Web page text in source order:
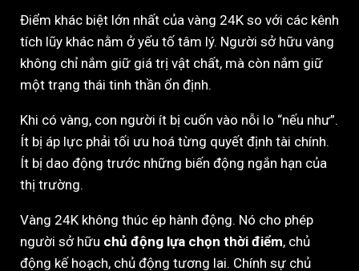
Điểm khác biệt lớn nhất của vàng 24K so với các kênh
tích lũy khác nằm ở yếu tố tâm lý. Người sở hữu vàng
không chỉ nắm giữ giá trị vật chất, mà còn nắm giữ
một trạng thái tinh thần ổn định.
Khi có vàng, con người ít bị cuốn vào nỗi lo “nếu như”.
Ít bị áp lực phải tối ưu hoá từng quyết định tài chính.
Ít bị dao động trước những biến động ngắn hạn của
thị trường.
Vàng 24K không thúc ép hành động. Nó cho phép
người sở hữu chủ động lựa chọn thời điểm, chủ
động kế hoạch, chủ động tương lai. Chính sự chủ